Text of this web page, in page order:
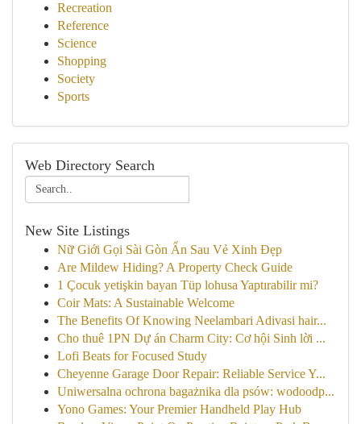
Recreation
Reference
Science
Shopping
Society
Sports
Web Directory Search
New Site Listings
Nữ Giới Gọi Sài Gòn Ẩn Sau Vẻ Xinh Đẹp
Are Mildew Hiding? A Property Check Guide
1 Çocuk yetişkin bayan Tüp lohusa Yaptırabilir mi?
Coir Mats: A Sustainable Welcome
The Benefits Of Knowing Neelambari Adivasi hair...
Cho thuê 1PN Dự án Charm City: Cơ hội Sinh lời ...
Lofi Beats for Focused Study
Cheyenne Garage Door Repair: Reliable Service Y...
Uniwersalna ochrona bagażnika dla psów: wodoodp...
Yono Games: Your Premier Handheld Play Hub